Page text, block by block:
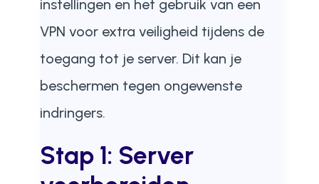
instellingen en het gebruik van een
VPN voor extra veiligheid tijdens de
toegang tot je server. Dit kan je
beschermen tegen ongewenste
indringers.
Stap 1: Server